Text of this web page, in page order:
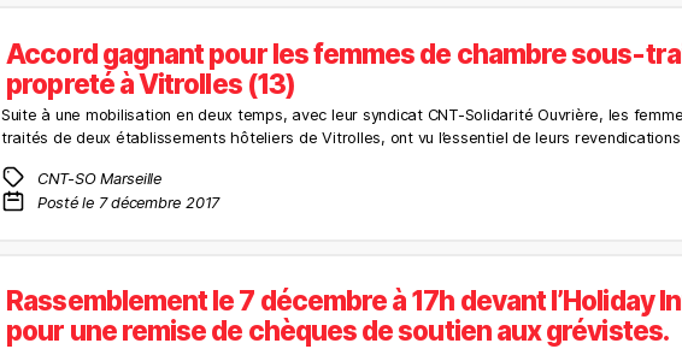
Accord gagnant pour les femmes de chambre sous-
propreté à Vitrolles (13)
Suite à une mobilisation en deux temps, avec leur syndicat CNT-Solidarité Ouvrière, les
traités de deux établissements hôteliers de Vitrolles, ont vu l’essentiel de leurs
CNT-SO Marseille
Posté le 7 décembre 2017
Rassemblement le 7 décembre à 17h devant l’Holiday
pour une remise de chèques de soutien aux grévistes.